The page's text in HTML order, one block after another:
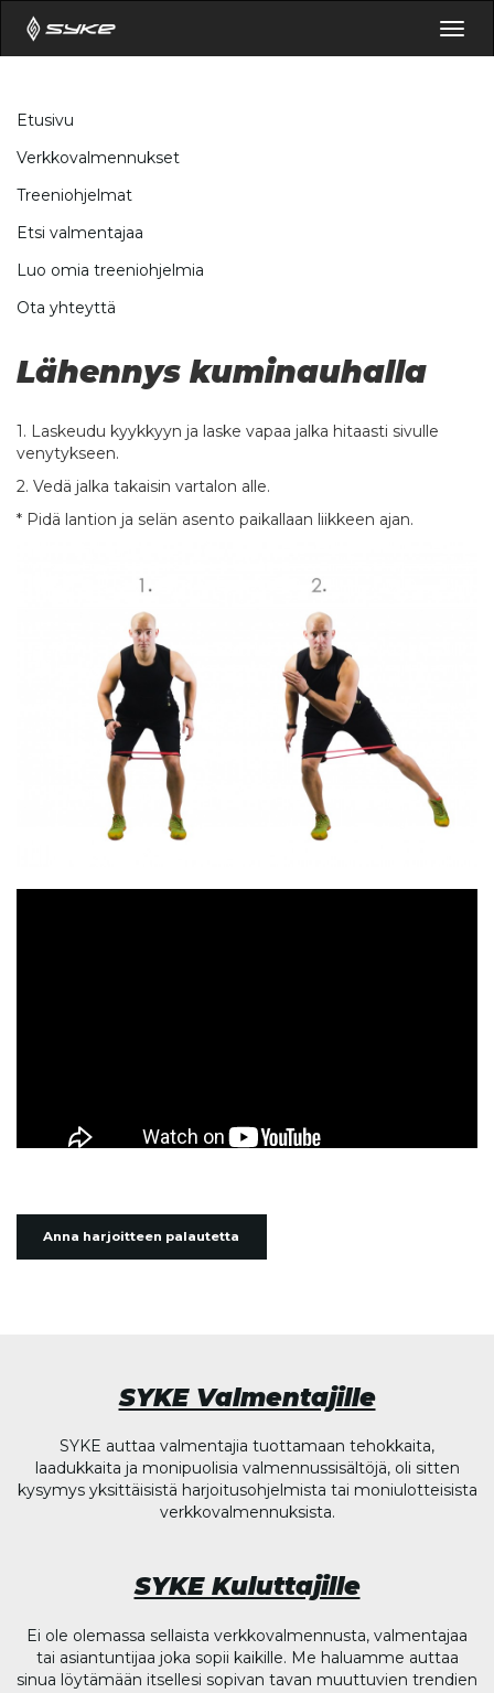
Etusivu
Verkkovalmennukset
Treeniohjelmat
Etsi valmentajaa
Luo omia treeniohjelmia
Ota yhteyttä
Lähennys kuminauhalla
1. Laskeudu kyykkyyn ja laske vapaa jalka hitaasti sivulle
venytykseen.
2. Vedä jalka takaisin vartalon alle.
* Pidä lantion ja selän asento paikallaan liikkeen ajan.
Anna harjoitteen palautetta
SYKE Valmentajille
SYKE auttaa valmentajia tuottamaan tehokkaita,
laadukkaita ja monipuolisia valmennussisältöjä, oli sitten
kysymys yksittäisistä harjoitusohjelmista tai moniulotteisista
verkkovalmennuksista.
SYKE Kuluttajille
Ei ole olemassa sellaista verkkovalmennusta, valmentajaa
tai asiantuntijaa joka sopii kaikille. Me haluamme auttaa
sinua löytämään itsellesi sopivan tavan muuttuvien trendien